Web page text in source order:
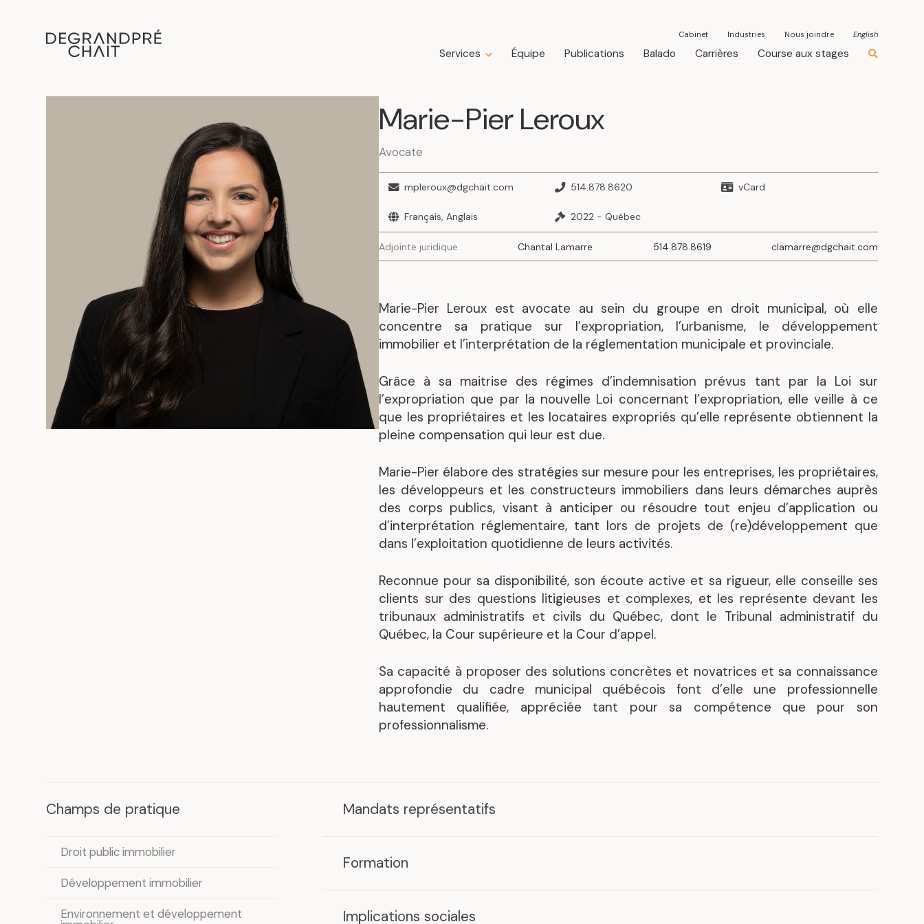
Cabinet Industries Nous joindre English
Services Équipe Publications Balado Carrières Course aux stages
Droit de la construction
Droit de la famille
Droit immobilier
Droit successoral
Insolvabilité, restructuration, faillite et
liquidation
Mandats représentatifs Découvrez nos réalisations
Marie-PierLeroux
Avocate
mpleroux@dgchait.com 514.878.8620 vCard
Français, Anglais 2022 - Québec
Adjointe juridique Chantal Lamarre 514.878.8619 clamarre@dgchait.com
Marie-Pier Leroux est avocate au sein du groupe en droit municipal, où elle
concentre sa pratique sur l’expropriation, l’urbanisme, le développement
immobilier et l’interprétation de la réglementation municipale et provinciale.
Grâce à sa maitrise des régimes d’indemnisation prévus tant par la Loi sur
l’expropriation que par la nouvelle Loi concernant l’expropriation, elle veille à ce
que les propriétaires et les locataires expropriés qu’elle représente obtiennent la
pleine compensation qui leur est due.
Marie-Pier élabore des stratégies sur mesure pour les entreprises, les propriétaires,
les développeurs et les constructeurs immobiliers dans leurs démarches auprès
des corps publics, visant à anticiper ou résoudre tout enjeu d’application ou
d’interprétation réglementaire, tant lors de projets de (re)développement que
dans l’exploitation quotidienne de leurs activités.
Reconnue pour sa disponibilité, son écoute active et sa rigueur, elle conseille ses
clients sur des questions litigieuses et complexes, et les représente devant les
tribunaux administratifs et civils du Québec, dont le Tribunal administratif du
Québec, la Cour supérieure et la Cour d’appel.
Sa capacité à proposer des solutions concrètes et novatrices et sa connaissance
approfondie du cadre municipal québécois font d’elle une professionnelle
hautement qualifiée, appréciée tant pour sa compétence que pour son
professionnalisme.
Champs de pratique
Droit public immobilier
Développement immobilier
Environnement et développement
Mandats représentatifs
Gain de cause pour le
Club de Golf
face à la Ville de
Montréal
Formation
Université de Montréal, 2021
Implications sociales
.